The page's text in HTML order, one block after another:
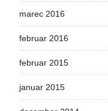
marec 2016
februar 2016
februar 2015
januar 2015